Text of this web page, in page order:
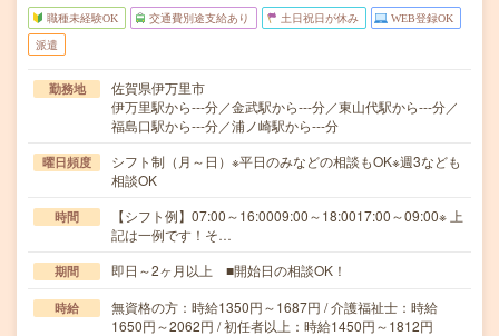
職種未経験OK 交通費別途支給あり 土日祝日が休み WEB登録OK
派遣
勤務地
佐賀県伊万里市
伊万里駅から---分／金武駅から---分／東山代駅から---分／
福島口駅から---分／浦ノ崎駅から---分
曜日頻度
シフト制（月～日）※平日のみなどの相談もOK※週3なども
相談OK
時間
【シフト例】07:00～16:0009:00～18:0017:00～09:00※ 上
記は一例です！そ…
期間 即日～2ヶ月以上 ■開始日の相談OK！
時給
無資格の方：時給1350円～1687円 / 介護福祉士：時給
1650円～2062円 / 初任者以上：時給1450円～1812円